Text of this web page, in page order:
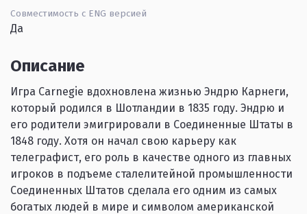
Совместимость с ENG версией
Да
Описание
Игра Carnegie вдохновлена жизнью Эндрю Карнеги,
который родился в Шотландии в 1835 году. Эндрю и
его родители эмигрировали в Соединенные Штаты в
1848 году. Хотя он начал свою карьеру как
телеграфист, его роль в качестве одного из главных
игроков в подъеме сталелитейной промышленности
Соединенных Штатов сделала его одним из самых
богатых людей в мире и символом американской